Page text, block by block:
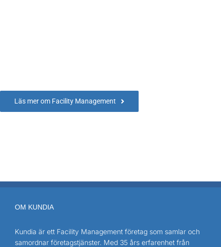
Läs mer om Facility Management
OM KUNDIA
Kundia är ett Facility Management företag som samlar och
samordnar företagstjänster. Med 35 års erfarenhet från